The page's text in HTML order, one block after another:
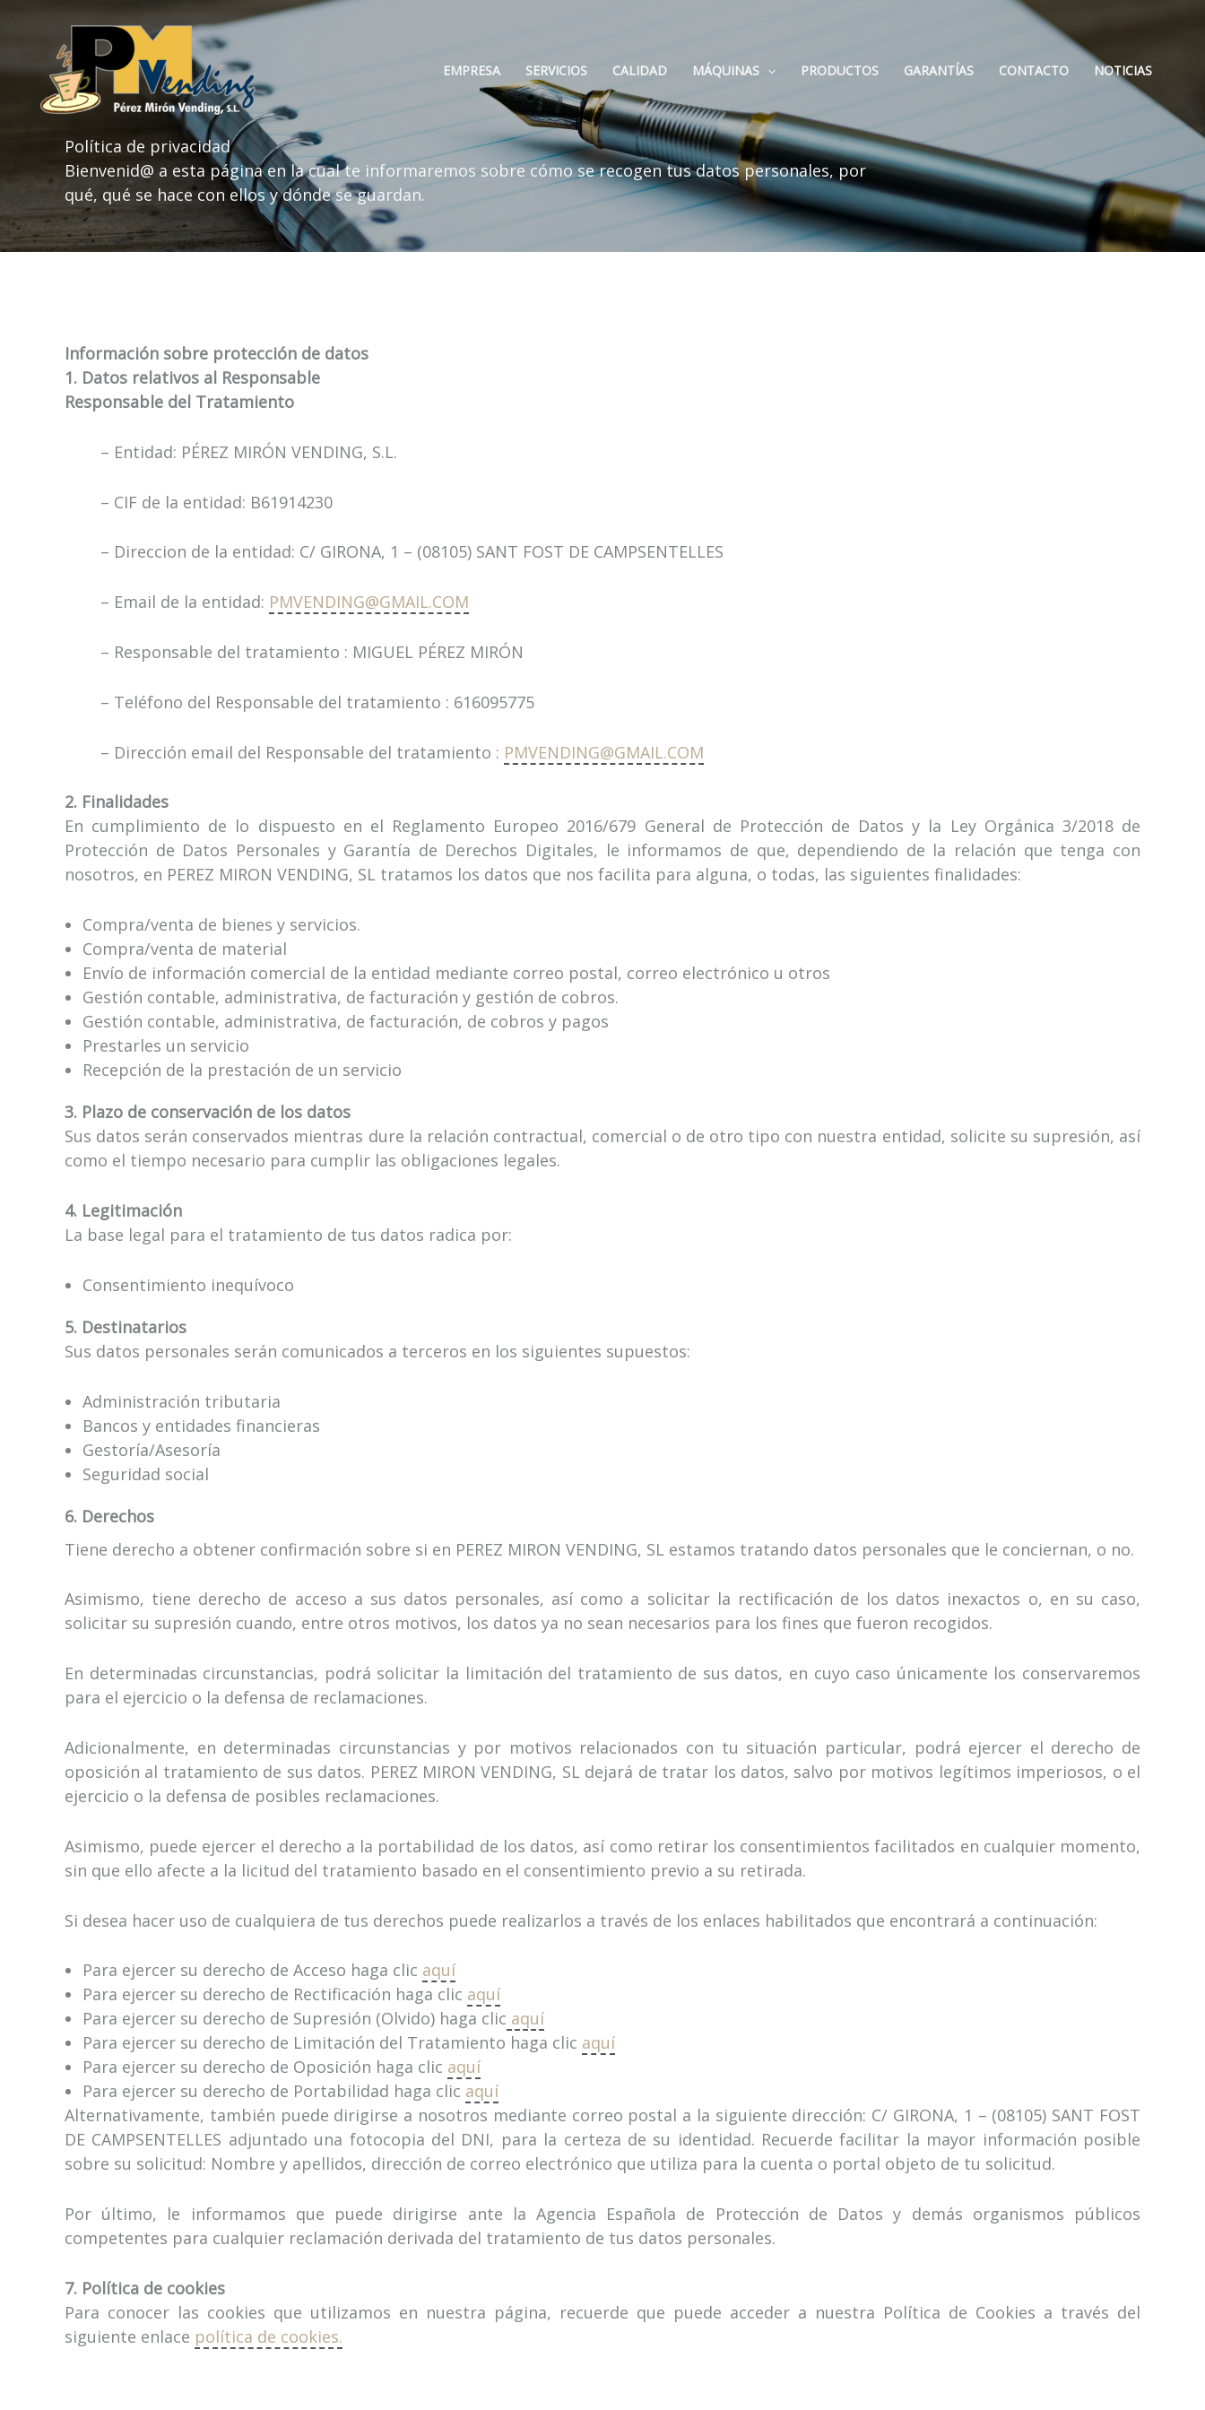
contenido
EMPRESA SERVICIOS CALIDAD MÁQUINAS PRODUCTOS GARANTÍAS CONTACTO NOTICIAS
Política de privacidad
Bienvenid@ a esta página en la cual te informaremos sobre cómo se recogen tus datos personales, por
qué, qué se hace con ellos y dónde se guardan.
Información sobre protección de datos
1. Datos relativos al Responsable
Responsable del Tratamiento
– Entidad: PÉREZ MIRÓN VENDING, S.L.
– CIF de la entidad: B61914230
– Direccion de la entidad: C/ GIRONA, 1 – (08105) SANT FOST DE CAMPSENTELLES
– Email de la entidad: PMVENDING@GMAIL.COM
– Responsable del tratamiento : MIGUEL PÉREZ MIRÓN
– Teléfono del Responsable del tratamiento : 616095775
– Dirección email del Responsable del tratamiento : PMVENDING@GMAIL.COM
2. Finalidades
En cumplimiento de lo dispuesto en el Reglamento Europeo 2016/679 General de Protección de Datos y la Ley Orgánica 3/2018 de
Protección de Datos Personales y Garantía de Derechos Digitales, le informamos de que, dependiendo de la relación que tenga con
nosotros, en PEREZ MIRON VENDING, SL tratamos los datos que nos facilita para alguna, o todas, las siguientes finalidades:
Compra/venta de bienes y servicios.
Compra/venta de material
Envío de información comercial de la entidad mediante correo postal, correo electrónico u otros
Gestión contable, administrativa, de facturación y gestión de cobros.
Gestión contable, administrativa, de facturación, de cobros y pagos
Prestarles un servicio
Recepción de la prestación de un servicio
3. Plazo de conservación de los datos
Sus datos serán conservados mientras dure la relación contractual, comercial o de otro tipo con nuestra entidad, solicite su supresión, así
como el tiempo necesario para cumplir las obligaciones legales.
4. Legitimación
La base legal para el tratamiento de tus datos radica por:
Consentimiento inequívoco
5. Destinatarios
Sus datos personales serán comunicados a terceros en los siguientes supuestos:
Administración tributaria
Bancos y entidades financieras
Gestoría/Asesoría
Seguridad social
6. Derechos
Tiene derecho a obtener confirmación sobre si en PEREZ MIRON VENDING, SL estamos tratando datos personales que le conciernan, o no.
Asimismo, tiene derecho de acceso a sus datos personales, así como a solicitar la rectificación de los datos inexactos o, en su caso,
solicitar su supresión cuando, entre otros motivos, los datos ya no sean necesarios para los fines que fueron recogidos.
En determinadas circunstancias, podrá solicitar la limitación del tratamiento de sus datos, en cuyo caso únicamente los conservaremos
para el ejercicio o la defensa de reclamaciones.
Adicionalmente, en determinadas circunstancias y por motivos relacionados con tu situación particular, podrá ejercer el derecho de
oposición al tratamiento de sus datos. PEREZ MIRON VENDING, SL dejará de tratar los datos, salvo por motivos legítimos imperiosos, o el
ejercicio o la defensa de posibles reclamaciones.
Asimismo, puede ejercer el derecho a la portabilidad de los datos, así como retirar los consentimientos facilitados en cualquier momento,
sin que ello afecte a la licitud del tratamiento basado en el consentimiento previo a su retirada.
Si desea hacer uso de cualquiera de tus derechos puede realizarlos a través de los enlaces habilitados que encontrará a continuación:
Para ejercer su derecho de Acceso haga clic aquí
Para ejercer su derecho de Rectificación haga clic aquí
Para ejercer su derecho de Supresión (Olvido) haga clic aquí
Para ejercer su derecho de Limitación del Tratamiento haga clic aquí
Para ejercer su derecho de Oposición haga clic aquí
Para ejercer su derecho de Portabilidad haga clic aquí
Alternativamente, también puede dirigirse a nosotros mediante correo postal a la siguiente dirección: C/ GIRONA, 1 – (08105) SANT FOST
DE CAMPSENTELLES adjuntado una fotocopia del DNI, para la certeza de su identidad. Recuerde facilitar la mayor información posible
sobre su solicitud: Nombre y apellidos, dirección de correo electrónico que utiliza para la cuenta o portal objeto de tu solicitud.
Por último, le informamos que puede dirigirse ante la Agencia Española de Protección de Datos y demás organismos públicos
competentes para cualquier reclamación derivada del tratamiento de tus datos personales.
7. Política de cookies
Para conocer las cookies que utilizamos en nuestra página, recuerde que puede acceder a nuestra Política de Cookies a través del
siguiente enlace política de cookies.